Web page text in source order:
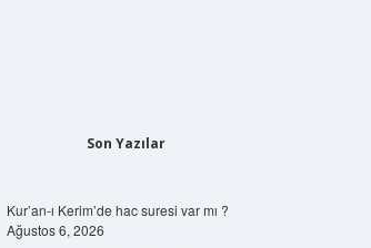
Son Yazılar
Kur’an-ı Kerim’de hac suresi var mı ?
Ağustos 6, 2026